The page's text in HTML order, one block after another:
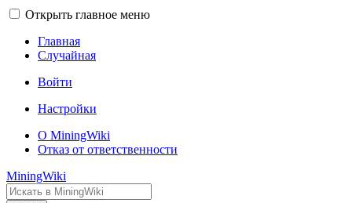
Открыть главное меню
Главная
Случайная
Войти
Настройки
О MiningWiki
Отказ от ответственности
MiningWiki